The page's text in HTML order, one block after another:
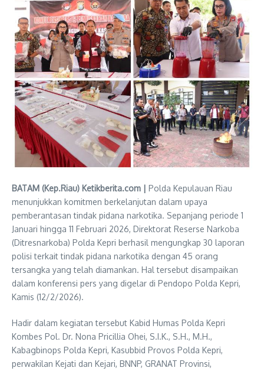
BATAM (Kep.Riau) Ketikberita.com | Polda Kepulauan Riau
menunjukkan komitmen berkelanjutan dalam upaya
pemberantasan tindak pidana narkotika. Sepanjang periode 1
Januari hingga 11 Februari 2026, Direktorat Reserse Narkoba
(Ditresnarkoba) Polda Kepri berhasil mengungkap 30 laporan
polisi terkait tindak pidana narkotika dengan 45 orang
tersangka yang telah diamankan. Hal tersebut disampaikan
dalam konferensi pers yang digelar di Pendopo Polda Kepri,
Kamis (12/2/2026).
Hadir dalam kegiatan tersebut Kabid Humas Polda Kepri
Kombes Pol. Dr. Nona Pricillia Ohei, S.I.K., S.H., M.H.,
Kabagbinops Polda Kepri, Kasubbid Provos Polda Kepri,
perwakilan Kejati dan Kejari, BNNP, GRANAT Provinsi,